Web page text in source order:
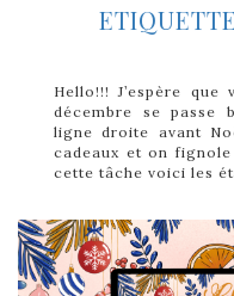
Hello!!! J’espère
décembre se passe
ligne droite avant
cadeaux et on
cette tâche voici les